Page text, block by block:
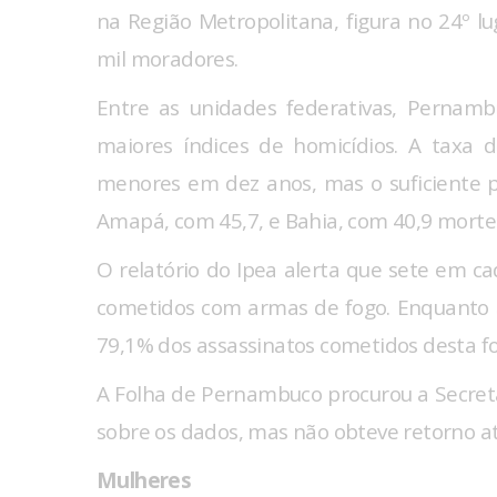
na Região Metropolitana, figura no 24º
mil moradores.
Entre as unidades federativas,
maiores índices de homicídios. A taxa
menores em dez anos, mas o
Amapá, com 45,7, e Bahia, com 40,9
O relatório do Ipea alerta que sete em
cometidos com armas de fogo.
79,1% dos assassinatos cometidos desta
A Folha de Pernambuco procurou a
sobre os dados, mas não obteve retorno
Mulheres